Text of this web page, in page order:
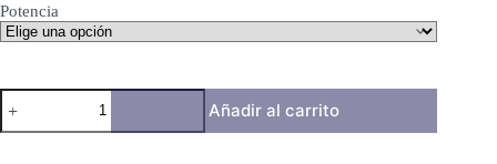
$5,09
Potencia
Pistola
de
Silicon
Añadir al carrito